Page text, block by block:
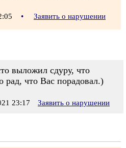
• Заявить о нарушении
выложил сдуру, что
рад, что Вас порадовал.)
23:17 Заявить о нарушении